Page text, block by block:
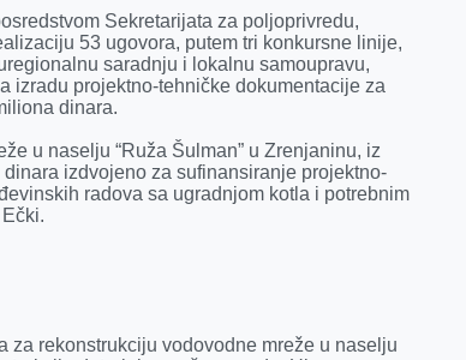
Sekretarijata za poljoprivredu,
53 ugovora, putem tri konkursne linije,
saradnju i lokalnu samoupravu,
izradu projektno-tehničke dokumentacije za
dinara.
u naselju “Ruža Šulman” u Zrenjaninu, iz
izdvojeno za sufinansiranje projektno-
radova sa ugradnjom kotla i potrebnim
za rekonstrukciju vodovodne mreže u naselju